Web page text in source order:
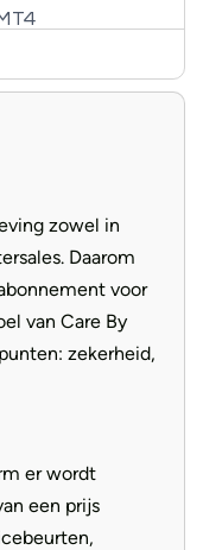
Essenza
zowel in
Daarom
voor
van Care By
zekerheid,
er wordt
een prijs